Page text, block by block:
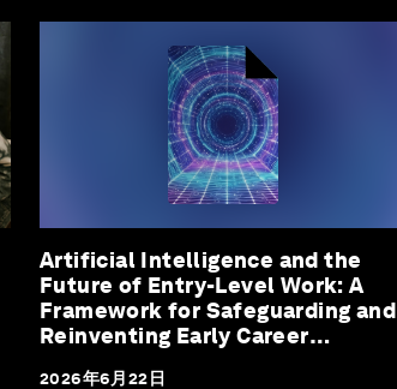
Artificial Intelligence and the
Future of Entry-Level Work: A
Framework for Safeguarding and
Reinventing Early Career
2026年6月22日